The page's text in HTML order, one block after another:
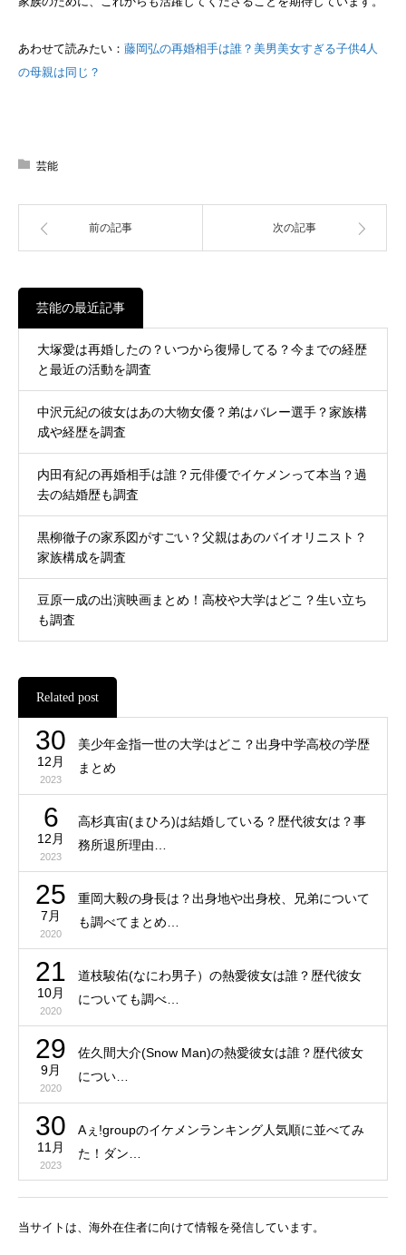
あわせて読みたい： 藤岡弘の再婚相手は誰？美男美女すぎる子供4人
の母親は同じ？
芸能
前の記事 次の記事
芸能の最近記事
大塚愛は再婚したの？いつから復帰してる？今までの経歴
と最近の活動を調査
中沢元紀の彼女はあの大物女優？弟はバレー選手？家族構
成や経歴を調査
内田有紀の再婚相手は誰？元俳優でイケメンって本当？過
去の結婚歴も調査
黒柳徹子の家系図がすごい？父親はあのバイオリニスト？
家族構成を調査
豆原一成の出演映画まとめ！高校や大学はどこ？生い立ち
も調査
Related post
30
12月
2023
美少年金指一世の大学はどこ？出身中学高校の学歴
まとめ
6
12月
2023
高杉真宙(まひろ)は結婚している？歴代彼女は？事
務所退所理由…
25
7月
2020
重岡大毅の身長は？出身地や出身校、兄弟について
も調べてまとめ…
21
10月
2020
道枝駿佑(なにわ男子）の熱愛彼女は誰？歴代彼女
についても調べ…
29
9月
2020
佐久間大介(Snow Man)の熱愛彼女は誰？歴代彼女
につい…
30
11月
2023
Aぇ!groupのイケメンランキング人気順に並べてみ
た！ダン…
当サイトは、海外在住者に向けて情報を発信しています。